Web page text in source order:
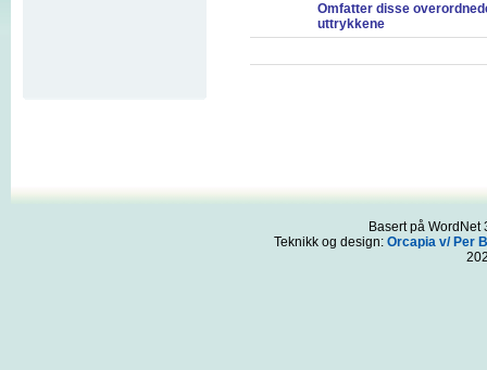
Omfatter disse
uttrykkene
Basert på
Teknikk og design: Orcapia v/ Per